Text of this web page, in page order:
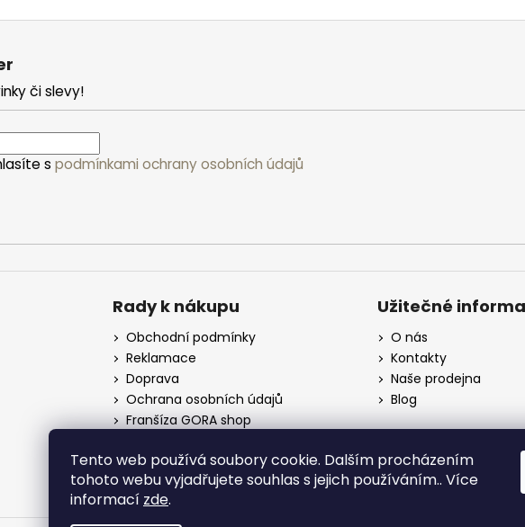
Tento web používá soubory cookie. Dalším procházením
tohoto webu vyjadřujete souhlas s jejich používáním.. Více
informací zde.
či slevy!
s podmínkami ochrany osobních údajů
Rady k nákupu
Obchodní podmínky
Reklamace
Doprava
Ochrana osobních údajů
Franšíza GORA shop
Užitečné
O nás
Kontakty
Naše prodejna
Blog